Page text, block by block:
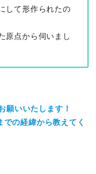
して形作られたの
原点から伺いまし
願いいたします！
の経緯から教えてく